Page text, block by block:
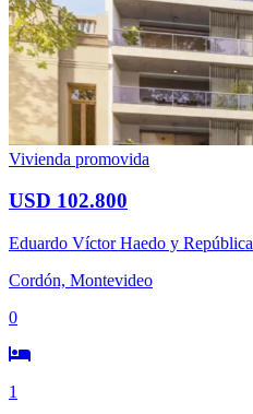
Vivienda promovida
USD 102.800
Eduardo Víctor Haedo y República
Cordón, Montevideo
0
1